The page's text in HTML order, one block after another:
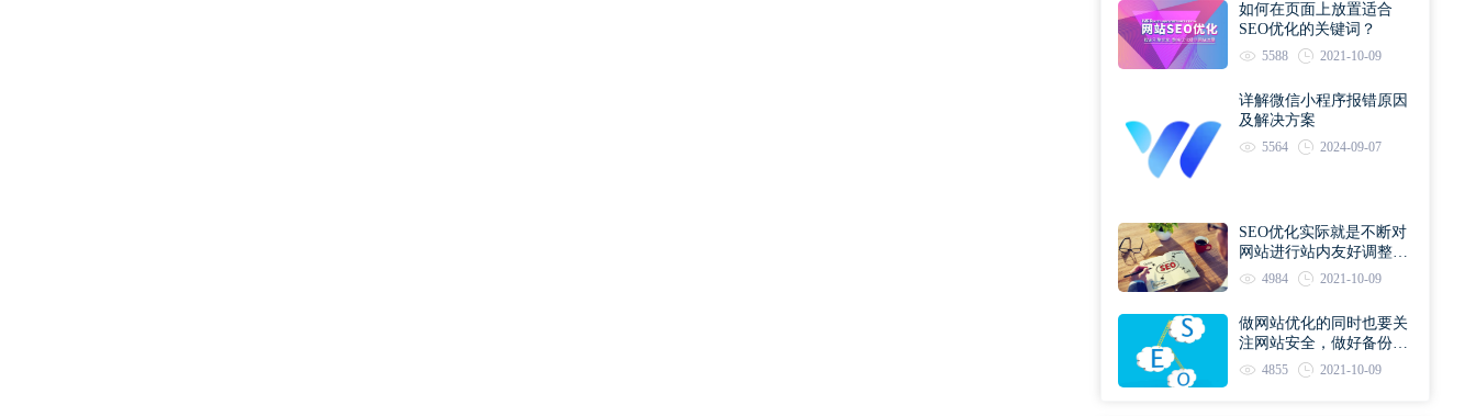
如何在页面上放置适合
SEO优化的关键词？
5588 2021-10-09
详解微信小程序报错原因
及解决方案
5564 2024-09-07
SEO优化实际就是不断对
网站进行站内友好调整直
到符合优化规则
4984 2021-10-09
做网站优化的同时也要关
注网站安全，做好备份工
作 4855 2021-10-09